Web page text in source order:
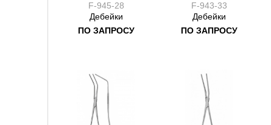
F-945-28
Дебейки
ПО ЗАПРОСУ
F-943-33
Дебейки
ПО ЗАПРОСУ